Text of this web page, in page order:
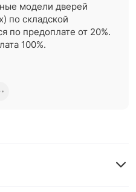
модели дверей
по складской
по предоплате от 20%.
100%.